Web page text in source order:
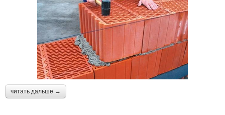
читать дальше →